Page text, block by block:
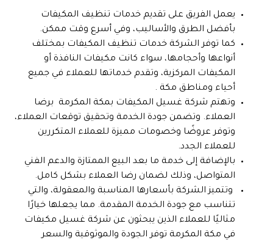
يعمل الفريق على تقديم خدمات تنظيف المكيفات
بأفضل الطرق والأساليب، وفي أسرع وقت ممكن.
كما توفر الشركة خدمات تنظيف المكيفات بمختلف
أنواعها وأحجامها، سواء كانت مكيفات النافذة أو
المكيفات المركزية، وتقدم خدماتها للعملاء في جميع
أحياء ومناطق مكة .
وتهتم شركة غسيل المكيفات بمكة المكرمة برضا
العملاء. وتضمن جودة الخدمة وتحقيق توقعات العملاء،
وتوفر عروضًا وخصومات مميزة للعملاء المتكررين
للعملاء الجدد.
بالإضافة إلى خدمة ما بعد البيع الممتازة والدعم الفني
المتواصل، وذلك لضمان رضا العملاء بشكل كامل.
وتتميز الشركة بأسعارها المناسبة والمعقولة، والتي
تتناسب مع جودة الخدمة المقدمة. مما يجعلها خيارًا
مثاليًا للعملاء الذين يبحثون عن شركة غسيل مكيفات
في مكة المكرمة توفر الجودة والموثوقية والسعر